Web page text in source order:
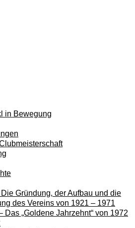
in Bewegung
Die Gründung, der Aufbau und die
des Vereins von 1921 – 1971
Das „Goldene Jahrzehnt“ von 1972